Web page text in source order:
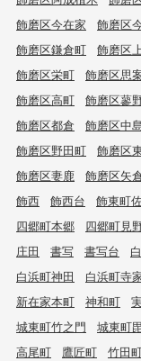
飾磨区今在家
飾磨区
飾磨区鎌倉町
飾磨区
飾磨区栄町
飾磨区思
飾磨区高町
飾磨区蓼
飾磨区都倉
飾磨区中
飾磨区野田町
飾磨区
飾磨区妻鹿
飾磨区矢
飾西
飾西台 飾東町
四郷町本郷
四郷町見
庄田
書写 書写台
白浜町神田
白浜町寺
新在家本町
神和町
城東町竹之門
城東町
高尾町
鷹匠町 竹田